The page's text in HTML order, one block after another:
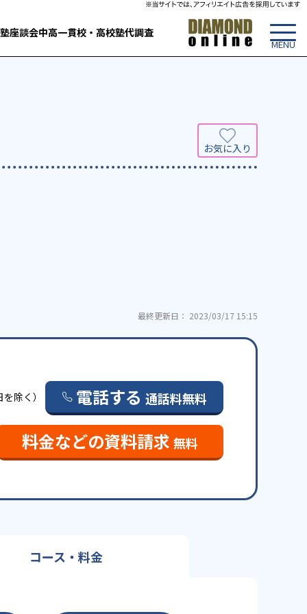
座談会中高一貫校・高校塾代調査
最終更新日： 2023/03/17 15:15
除く） 電話する 通話料無料
料金などの資料請求 無料
コース・料金